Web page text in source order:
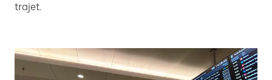
trajet.